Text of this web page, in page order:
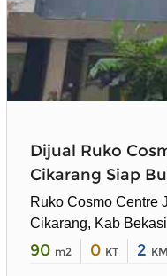
Dijual Ruko
Cikarang Siap
Ruko Cosmo Centre
Cikarang, Kab Bekasi
90 m2 0 KT 2 KM